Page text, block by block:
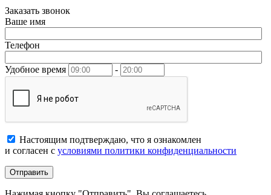
Заказать звонок
Ваше имя
Телефон
Удобное время -
Настоящим подтверждаю, что я ознакомлен
и согласен с условиями политики конфиденциальности
Отправить